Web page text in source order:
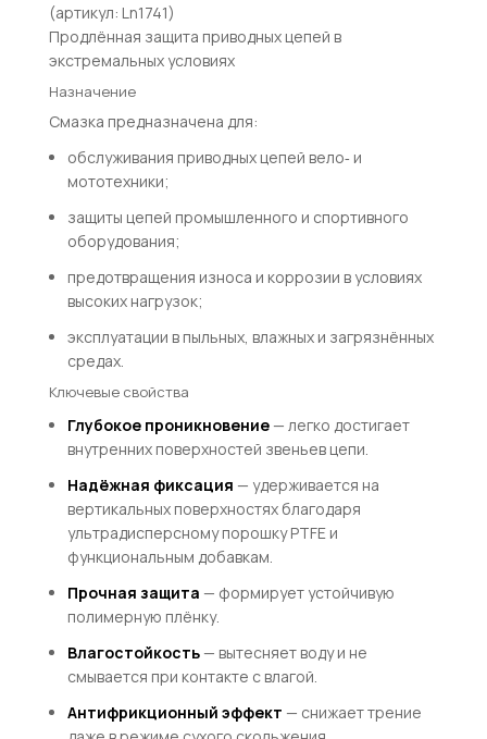
(артикул: Ln1741)
Продлённая защита приводных цепей в
экстремальных условиях
Назначение
Смазка предназначена для:
обслуживания приводных цепей вело‑ и
мототехники;
защиты цепей промышленного и спортивного
оборудования;
предотвращения износа и коррозии в условиях
высоких нагрузок;
эксплуатации в пыльных, влажных и загрязнённых
средах.
Ключевые свойства
Глубокое проникновение— легко достигает
внутренних поверхностей звеньев цепи.
Надёжная фиксация — удерживается на
вертикальных поверхностях благодаря
ультрадисперсному порошку PTFE и
функциональным добавкам.
Прочная защита — формирует устойчивую
полимерную плёнку.
Влагостойкость— вытесняет воду и не
смывается при контакте с влагой.
Антифрикционный эффект — снижает трение